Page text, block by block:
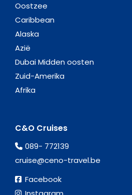
Oostzee
Caribbean
Alaska
Azië
Dubai Midden oosten
Zuid-Amerika
Afrika
C&O Cruises
089- 772139
cruise@ceno-travel.be
Facebook